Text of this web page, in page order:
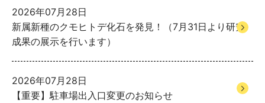
2026年07月28日
新属新種のクモヒトデ化石を発見！（7月31日より研究
成果の展示を行います）
2026年07月28日
【重要】駐車場出入口変更のお知らせ